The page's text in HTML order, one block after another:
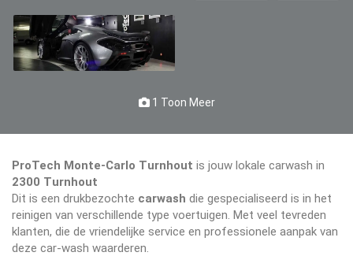
1 Toon Meer
ProTech Monte-Carlo Turnhout is jouw lokale carwash in
2300 Turnhout
Dit is een drukbezochte carwash die gespecialiseerd is in het
reinigen van verschillende type voertuigen. Met veel tevreden
klanten, die de vriendelijke service en professionele aanpak van
deze car-wash waarderen.